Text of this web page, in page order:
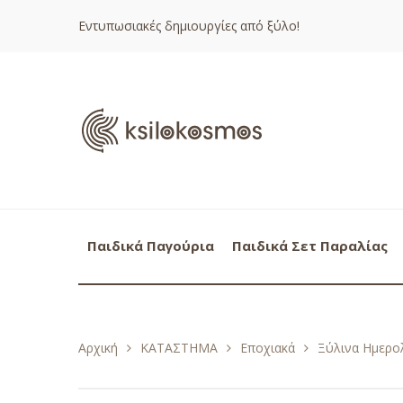
Εντυπωσιακές δημιουργίες από ξύλο!
Παιδικά Παγούρια Παιδικά Σετ Παραλίας
Αρχική ΚΑΤΑΣΤΗΜΑ Εποχιακά Ξύλινα